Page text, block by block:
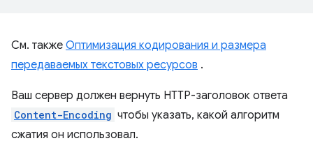
См. также Оптимизация кодирования и размера
передаваемых текстовых ресурсов .
Ваш сервер должен вернуть HTTP-заголовок ответа
Content-Encoding чтобы указать, какой алгоритм
сжатия он использовал.